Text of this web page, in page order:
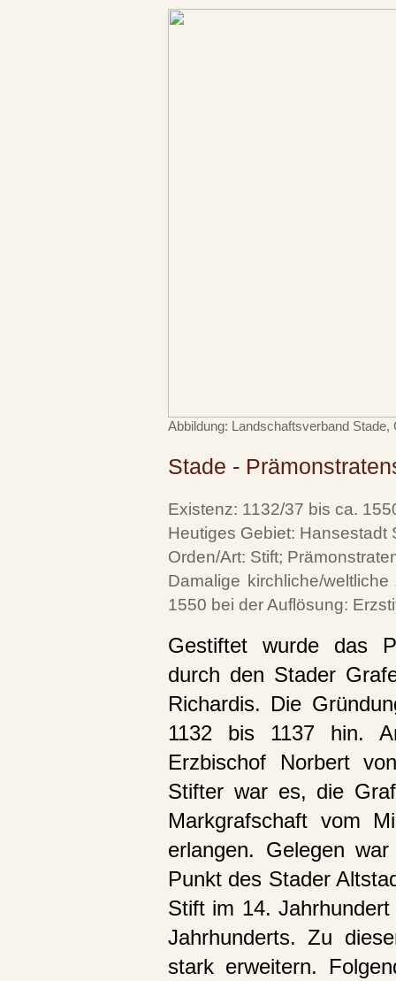
Abbildung: Landschaftsverband
Stade -
Existenz: 1132/37 bis ca.
Heutiges Gebiet: Hansestadt
Orden/Art: Stift;
Damalige kirchliche/
1550 bei der Auflösung:
Gestiftet wurde das
durch den Stader
Richardis. Die
1132 bis 1137 hin.
Erzbischof Norbert
Stifter war es, die
Markgrafschaft vom
erlangen. Gelegen
Punkt des Stader
Stift im 14.
Jahrhunderts. Zu
stark erweitern.